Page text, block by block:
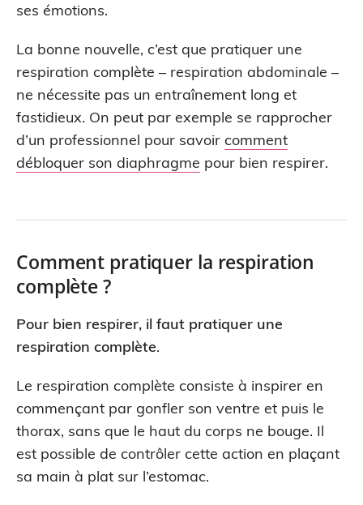
ses émotions.
La bonne nouvelle, c’est que pratiquer une
respiration complète – respiration abdominale –
ne nécessite pas un entraînement long et
fastidieux. On peut par exemple se rapprocher
d’un professionnel pour savoir comment
débloquer son diaphragme pour bien respirer.
Comment pratiquer la respiration
complète ?
Pour bien respirer, il faut pratiquer une
respiration complète.
Le respiration complète consiste à inspirer en
commençant par gonfler son ventre et puis le
thorax, sans que le haut du corps ne bouge. Il
est possible de contrôler cette action en plaçant
sa main à plat sur l’estomac.